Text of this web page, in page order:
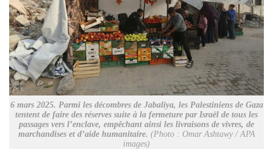
6 mars 2025. Parmi les décombres de Jabaliya, les Palestiniens de Gaza
tentent de faire des réserves suite à la fermeture par Israël de tous les
passages vers l’enclave, empêchant ainsi les livraisons de vivres, de
marchandises et d’aide humanitaire. (Photo : Omar Ashtawy / APA
images)